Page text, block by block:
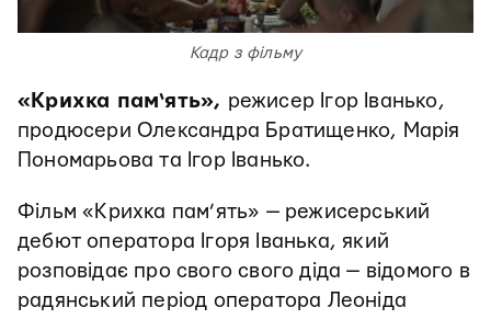
Кадр з фільму
«Крихка пам‘ять», режисер Ігор Іванько,
продюсери Олександра Братищенко, Марія
Пономарьова та Ігор Іванько.
Фільм «Крихка пам’ять» — режисерський
дебют оператора Ігоря Іванька, який
розповідає про свого свого діда — відомого в
радянський період оператора Леоніда